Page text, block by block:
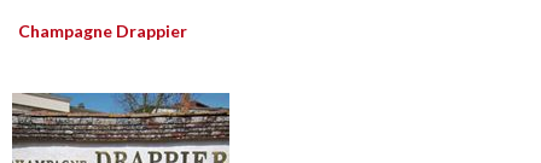
Champagne Drappier